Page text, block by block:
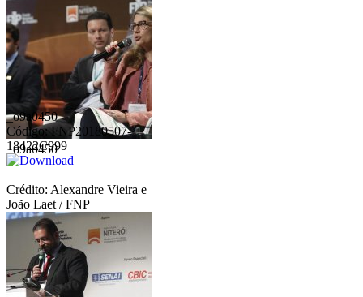
_o9a0450
_o9a0450
Código: FNP20180507-
18422C999
Crédito: Alexandre Vieira e
João Laet / FNP